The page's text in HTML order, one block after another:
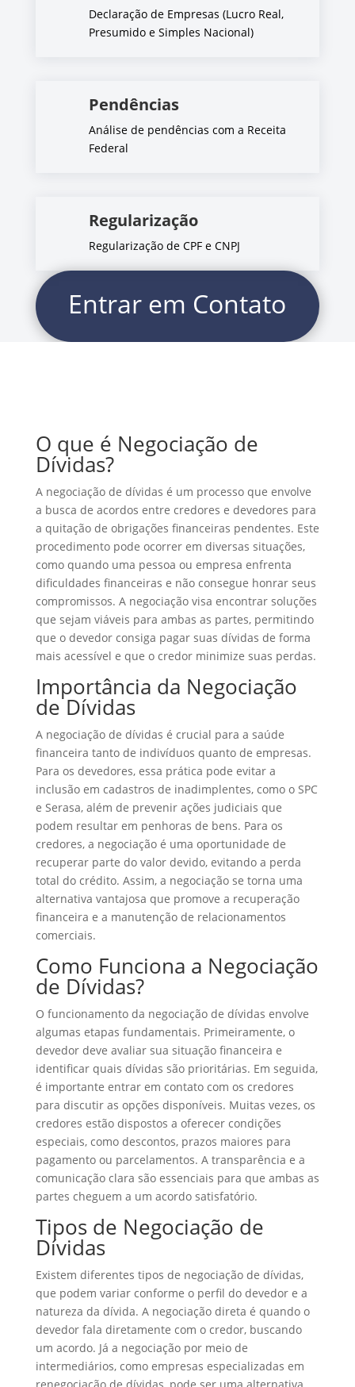
Declaração de Empresas (Lucro Real,
Presumido e Simples Nacional)
Pendências
Análise de pendências com a Receita
Federal
Regularização
Regularização de CPF e CNPJ
Entrar em Contato
O que é Negociação de
Dívidas?
A negociação de dívidas é um processo que envolve
a busca de acordos entre credores e devedores para
a quitação de obrigações financeiras pendentes. Este
procedimento pode ocorrer em diversas situações,
como quando uma pessoa ou empresa enfrenta
dificuldades financeiras e não consegue honrar seus
compromissos. A negociação visa encontrar soluções
que sejam viáveis para ambas as partes, permitindo
que o devedor consiga pagar suas dívidas de forma
mais acessível e que o credor minimize suas perdas.
Importância da Negociação
de Dívidas
A negociação de dívidas é crucial para a saúde
financeira tanto de indivíduos quanto de empresas.
Para os devedores, essa prática pode evitar a
inclusão em cadastros de inadimplentes, como o SPC
e Serasa, além de prevenir ações judiciais que
podem resultar em penhoras de bens. Para os
credores, a negociação é uma oportunidade de
recuperar parte do valor devido, evitando a perda
total do crédito. Assim, a negociação se torna uma
alternativa vantajosa que promove a recuperação
financeira e a manutenção de relacionamentos
comerciais.
Como Funciona a Negociação
de Dívidas?
O funcionamento da negociação de dívidas envolve
algumas etapas fundamentais. Primeiramente, o
devedor deve avaliar sua situação financeira e
identificar quais dívidas são prioritárias. Em seguida,
é importante entrar em contato com os credores
para discutir as opções disponíveis. Muitas vezes, os
credores estão dispostos a oferecer condições
especiais, como descontos, prazos maiores para
pagamento ou parcelamentos. A transparência e a
comunicação clara são essenciais para que ambas as
partes cheguem a um acordo satisfatório.
Tipos de Negociação de
Dívidas
Existem diferentes tipos de negociação de dívidas,
que podem variar conforme o perfil do devedor e a
natureza da dívida. A negociação direta é quando o
devedor fala diretamente com o credor, buscando
um acordo. Já a negociação por meio de
intermediários, como empresas especializadas em